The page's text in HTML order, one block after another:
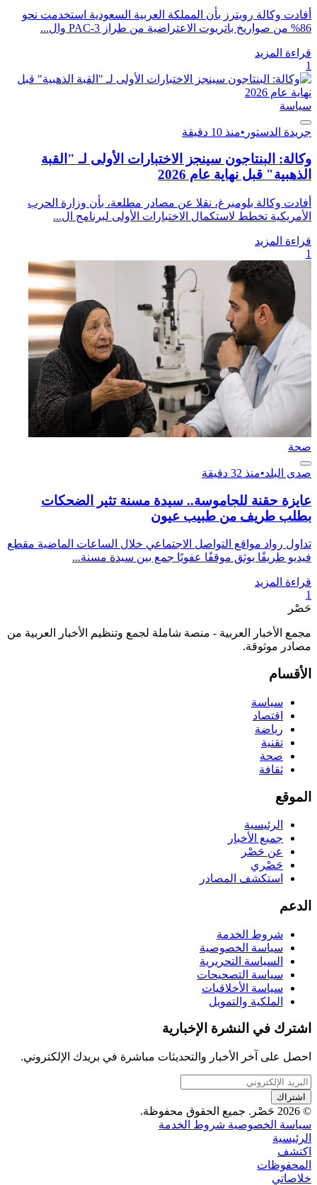
أفادت وكالة رويترز بأن المملكة العربية السعودية استخدمت نحو
86% من صواريخ باتريوت الاعتراضية من طراز PAC-3 وال...
قراءة المزيد
1
سياسة
جريدة الدستور •منذ 10 دقيقة
وكالة: البنتاجون سينجز الاختبارات الأولى لـ "القبة
الذهبية" قبل نهاية عام 2026
أفادت وكالة بلومبرغ، نقلا عن مصادر مطلعة، بأن وزارة الحرب
الأمريكية تخطط لاستكمال الاختبارات الأولى لبرنامج ال...
قراءة المزيد
1
صحة
صدى البلد•منذ 32 دقيقة
عايزة حقنة للجاموسة.. سيدة مسنة تثير الضحكات
بطلب طريف من طبيب عيون
تداول رواد مواقع التواصل الاجتماعي خلال الساعات الماضية مقطع
فيديو طريفًا يوثق موقفًا عفويًا جمع بين سيدة مسنة...
قراءة المزيد
1
حَصْر
مجمع الأخبار العربية - منصة شاملة لجمع وتنظيم الأخبار العربية من
مصادر موثوقة.
الأقسام
سياسة
اقتصاد
رياضة
تقنية
صحة
ثقافة
الموقع
الرئيسية
جميع الأخبار
عن حَصْر
حَصْري
استكشف المصادر
الدعم
شروط الخدمة
سياسة الخصوصية
السياسة التحريرية
سياسة التصحيحات
سياسة الأخلاقيات
الملكية والتمويل
اشترك في النشرة الإخبارية
احصل على آخر الأخبار والتحديثات مباشرة في بريدك الإلكتروني.
اشتراك
© 2026 حَصْر. جميع الحقوق محفوظة.
سياسة الخصوصية شروط الخدمة
الرئيسية
اكتشف
المحفوظات
خلاصاتي